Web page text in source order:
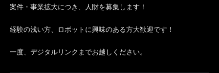
案件・事業拡大につき、人財を募集します！
経験の浅い方、ロボットに興味のある方大歓迎です！
一度、デジタルリンクまでお越しください。